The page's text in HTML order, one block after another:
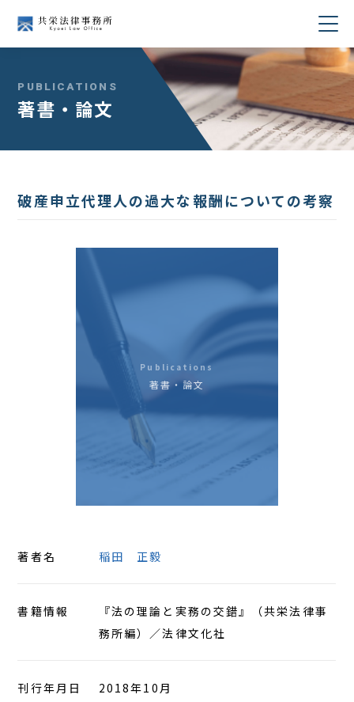
業務分野
セミナー・講演
著書・論文
PUBLICATIONS
著書・論文
破産申立代理人の過大な報酬についての考察
Publications
著書・論文
著者名 稲田 正毅
書籍情報
『法の理論と実務の交錯』（共栄法律事
務所編）／法律文化社
刊行年月日 2018年10月